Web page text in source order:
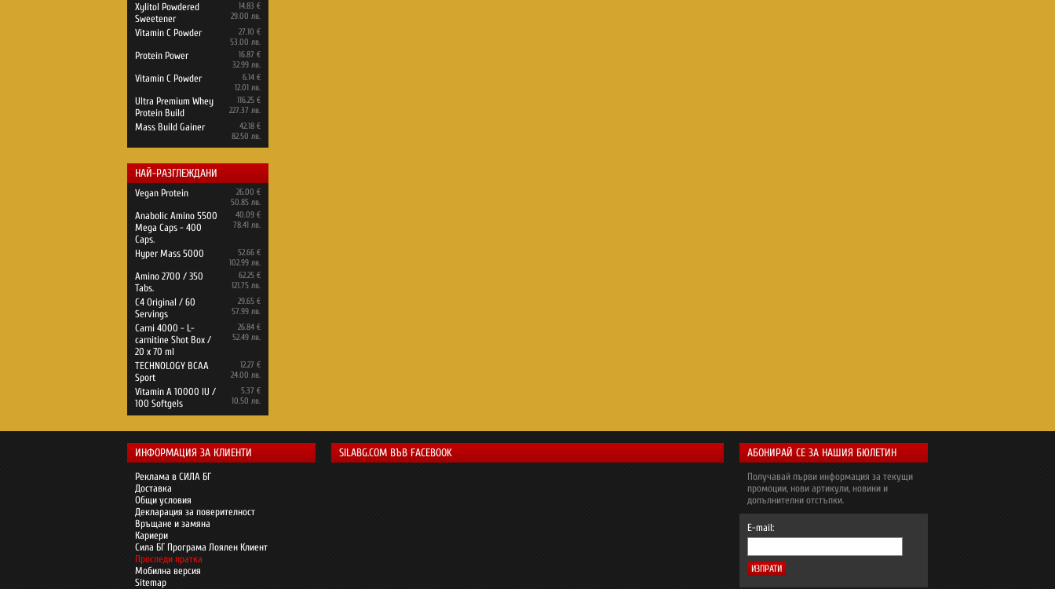
Xylitol Powdered
Sweetener
14.83 €
29.00 лв.
Vitamin C Powder
27.10 €
53.00 лв.
Protein Power
16.87 €
32.99 лв.
Vitamin C Powder
6.14 €
12.01 лв.
Ultra Premium Whey
Protein Build
116.25 €
227.37 лв.
Mass Build Gainer
42.18 €
82.50 лв.
НАЙ-РАЗГЛЕЖДАНИ
Vegan Protein
26.00 €
50.85 лв.
Anabolic Amino 5500
Mega Caps - 400
Caps.
40.09 €
78.41 лв.
Hyper Mass 5000
52.66 €
102.99 лв.
Amino 2700 / 350
Tabs.
62.25 €
121.75 лв.
C4 Original / 60
Servings
29.65 €
57.99 лв.
Carni 4000 - L-
carnitine Shot Box /
20 x 70 ml
26.84 €
52.49 лв.
TECHNOLOGY BCAA
Sport
12.27 €
24.00 лв.
Vitamin A 10000 IU /
100 Softgels
5.37 €
10.50 лв.
ИНФОРМАЦИЯ ЗА КЛИЕНТИ
Реклама в СИЛА БГ
Доставка
Общи условия
Декларация за поверителност
Връщане и замяна
Кариери
Сила БГ Програма Лоялен Клиент
Проследи пратка
Мобилна версия
Sitemap
SILABG.COM ВЪВ FACEBOOK АБОНИРАЙ СЕ ЗА НАШИЯ БЮЛЕТИН
Получавай първи информация за текущи
промоции, нови артикули, новини и
допълнителни отстъпки.
E-mail: